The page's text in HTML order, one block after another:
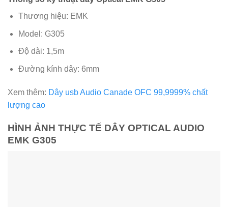
Thương hiệu: EMK
Model: G305
Độ dài: 1,5m
Đường kính dây: 6mm
Xem thêm: Dây usb Audio Canade OFC 99,9999% chất
lượng cao
HÌNH ẢNH THỰC TẾ DÂY OPTICAL AUDIO
EMK G305